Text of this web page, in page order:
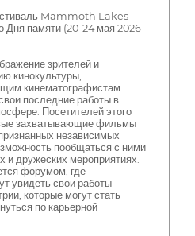
Mammoth Lakes
Дня памяти (20-24 мая 2026
зрителей и
кинокультуры,
кинематографистам
последние работы в
Посетителей этого
захватывающие фильмы
независимых
пообщаться с ними
и дружеских мероприятиях.
форумом, где
увидеть свои работы
которые могут стать
по карьерной